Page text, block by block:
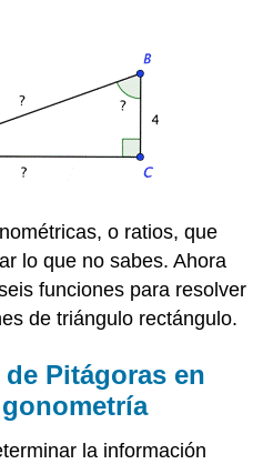
o ratios, que
lo que no sabes. Ahora
funciones para resolver
de triángulo rectángulo.
Pitágoras en
la información